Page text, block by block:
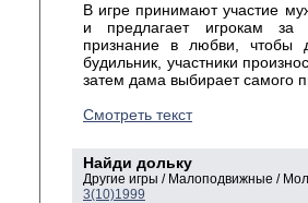
В игре принимают участие
и предлагает игрокам за
признание в любви, чтобы
будильник, участники
затем дама выбирает самого
Смотреть текст
Найди дольку
Другие игры / Малоподвижные /
3(10)1999